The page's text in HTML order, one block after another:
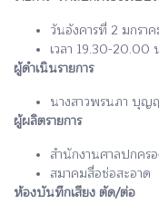
วันอังคารที่ 2 มกรา
เวลา 19.30-20.00
ผู้ดำเนินรายการ
นางสาวพรนภา บุญ
ผู้ผลิตรายการ
สำนักงานศาลปกคร
สมาคมสื่อช่อสะอาด
ห้องบันทึกเสียง ตัด/ต่อ